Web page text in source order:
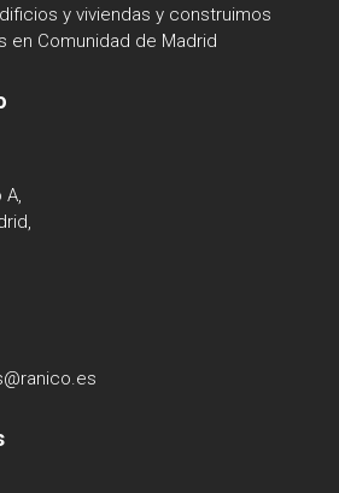
y viviendas y construimos
en Comunidad de Madrid
A,